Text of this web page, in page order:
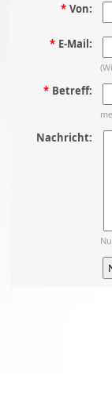
* Von:
* E-Mail:
* Betreff:
Nachricht: